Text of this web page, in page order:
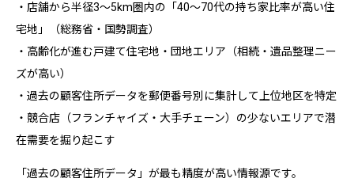
・店舗から半径3〜5km圏内の「40〜70代の持ち家比率が高い住
宅地」（総務省・国勢調査）
・高齢化が進む戸建て住宅地・団地エリア（相続・遺品整理ニー
ズが高い）
・過去の顧客住所データを郵便番号別に集計して上位地区を特定
・競合店（フランチャイズ・大手チェーン）の少ないエリアで潜
在需要を掘り起こす
「過去の顧客住所データ」が最も精度が高い情報源です。